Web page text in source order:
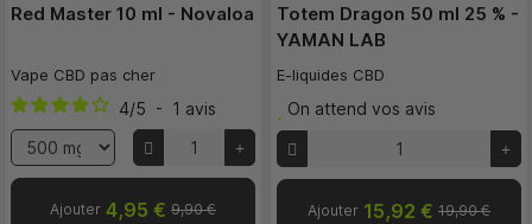
Red Master 10 ml - Novaloa
Vape CBD pas cher
4/5 - 1 avis
Ajouter 4,95 € 9,90 €
Totem Dragon 50 ml 25 % -
YAMAN LAB
E-liquides CBD
On attend vos avis
Ajouter 15,92 € 19,90 €